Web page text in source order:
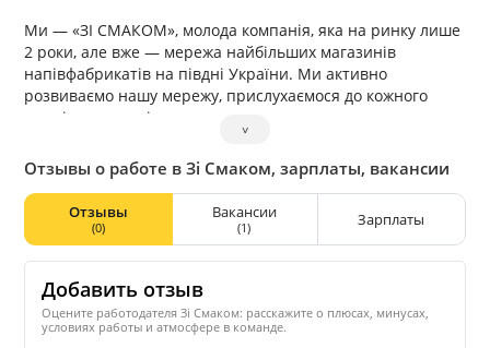
Ми — «ЗІ СМАКОМ», молода компанія, яка на ринку лише
2 роки, але вже — мережа найбільших магазинів
напівфабрикатів на півдні України. Ми активно
розвиваємо нашу мережу, прислухаємося до кожного
працівника та цінуємо вклад кожного в розвиток.
˅
Отзывы о работе в Зі Смаком, зарплаты, вакансии
Отзывы
(0)
Вакансии
(1) Зарплаты
Добавить отзыв
Оцените работодателя Зі Смаком: расскажите о плюсах, минусах,
условиях работы и атмосфере в команде.